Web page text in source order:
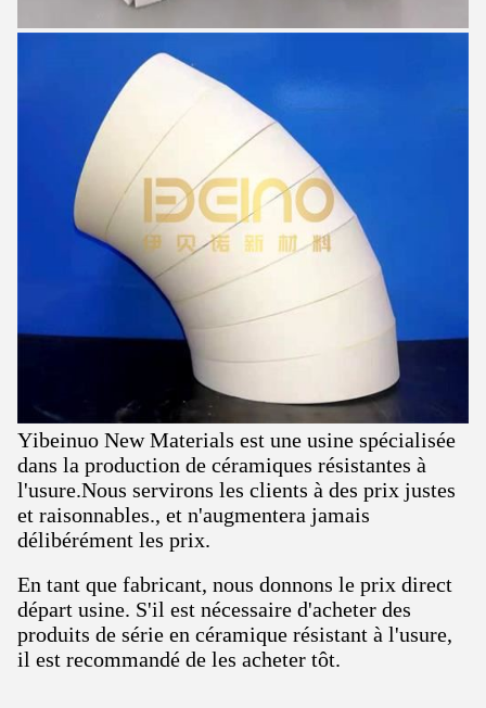
Yibeinuo New Materials est une usine spécialisée
dans la production de céramiques résistantes à
l'usure.Nous servirons les clients à des prix justes
et raisonnables., et n'augmentera jamais
délibérément les prix.
En tant que fabricant, nous donnons le prix direct
départ usine. S'il est nécessaire d'acheter des
produits de série en céramique résistant à l'usure,
il est recommandé de les acheter tôt.